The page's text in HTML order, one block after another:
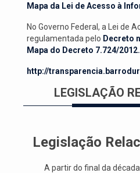
Mapa da Lei de Acesso à
No Governo Federal, a Lei de
regulamentada pelo Decreto
Mapa do Decreto 7.724/2012.
http://
LEGISLAÇÃO
Legislação
A partir do final da